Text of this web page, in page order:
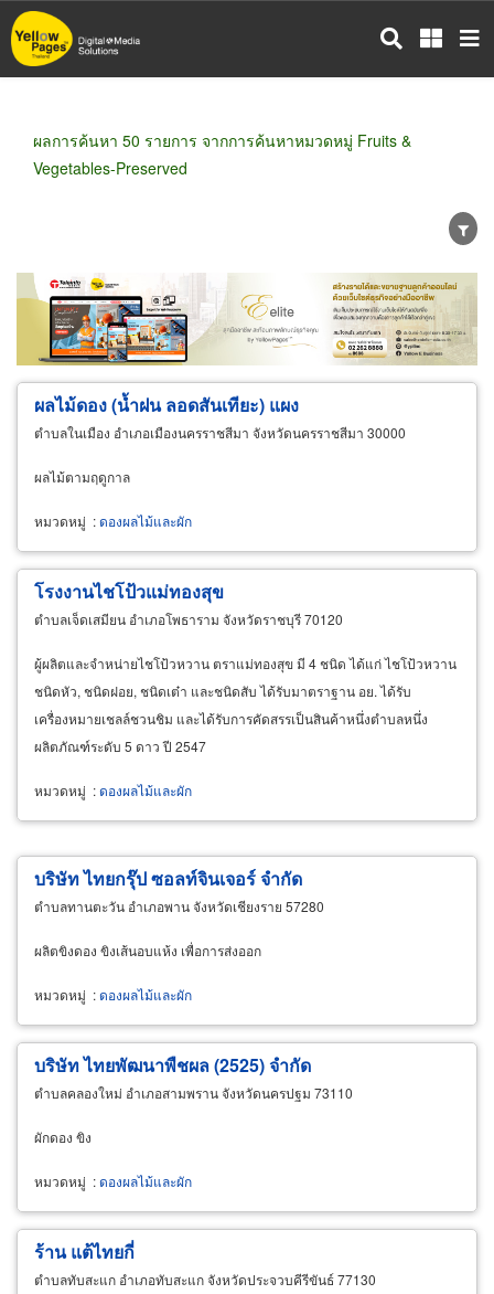
ข้าม
ไป
ผลการค้นหา 50 รายการ จากการค้นหาหมวดหมู่ Fruits &
Vegetables-Preserved
ขายส่ง ขายปลีก ผู้ผลิต
ตัวแทนจัดจำหน่าย
ผู้ส่งออก/นำเข้า
ธุรกิจบริการ
ผลไม้ดอง (น้ำฝน ลอดสันเทียะ) แผง
ตำบลในเมือง อำเภอเมืองนครราชสีมา จังหวัดนครราชสีมา 30000
ผลไม้ตามฤดูกาล
หมวดหมู่ :ดองผลไม้และผัก
โรงงานไชโป้วแม่ทองสุข
ตำบลเจ็ดเสมียน อำเภอโพธาราม จังหวัดราชบุรี 70120
ผู้ผลิตและจำหน่ายไชโป้วหวาน ตราแม่ทองสุข มี 4 ชนิด ได้แก่ ไชโป้วหวาน
ชนิดหัว, ชนิดฝอย, ชนิดเต๋า และชนิดสับ ได้รับมาตราฐาน อย. ได้รับ
เครื่องหมายเชลล์ชวนชิม และได้รับการคัดสรรเป็นสินค้าหนึ่งตำบลหนึ่ง
ผลิตภัณฑ์ระดับ 5 ดาว ปี 2547
หมวดหมู่ :ดองผลไม้และผัก
บริษัท ไทยกรุ๊ป ซอลท์จินเจอร์ จำกัด
ตำบลทานตะวัน อำเภอพาน จังหวัดเชียงราย 57280
ผลิตขิงดอง ขิงเส้นอบแห้ง เพื่อการส่งออก
หมวดหมู่ :ดองผลไม้และผัก
บริษัท ไทยพัฒนาพืชผล (2525) จำกัด
ตำบลคลองใหม่ อำเภอสามพราน จังหวัดนครปฐม 73110
ผักดอง ขิง
หมวดหมู่ :ดองผลไม้และผัก
ร้าน แต้ไทยกี่
ตำบลทับสะแก อำเภอทับสะแก จังหวัดประจวบคีรีขันธ์ 77130